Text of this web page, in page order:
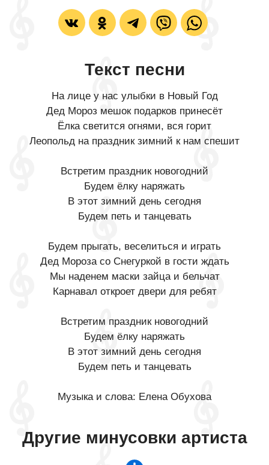
Текст песни
На лице у нас улыбки в Новый Год
Дед Мороз мешок подарков принесёт
Ёлка светится огнями, вся горит
Леопольд на праздник зимний к нам спешит
Встретим праздник новогодний
Будем ёлку наряжать
В этот зимний день сегодня
Будем петь и танцевать
Будем прыгать, веселиться и играть
Дед Мороза со Снегуркой в гости ждать
Мы наденем маски зайца и бельчат
Карнавал откроет двери для ребят
Встретим праздник новогодний
Будем ёлку наряжать
В этот зимний день сегодня
Будем петь и танцевать
Музыка и слова: Елена Обухова
Другие минусовки артиста